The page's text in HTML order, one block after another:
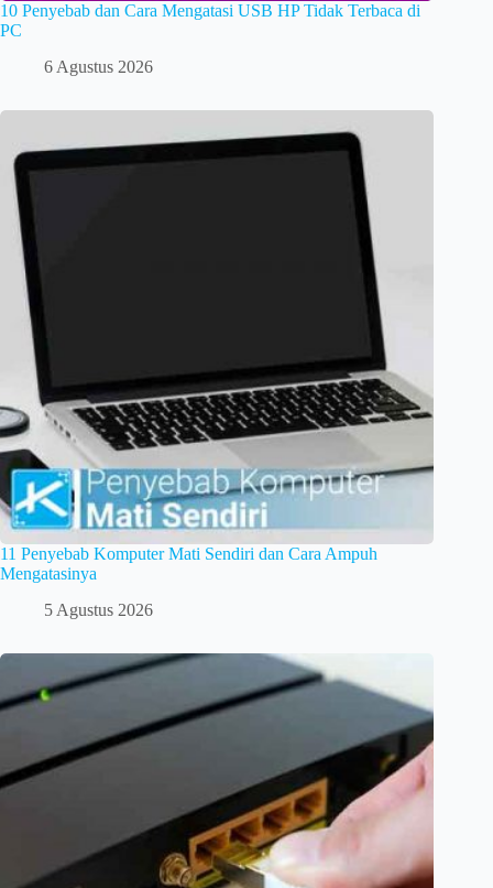
10 Penyebab dan Cara Mengatasi USB HP Tidak Terbaca di
PC
6 Agustus 2026
11 Penyebab Komputer Mati Sendiri dan Cara Ampuh
Mengatasinya
5 Agustus 2026